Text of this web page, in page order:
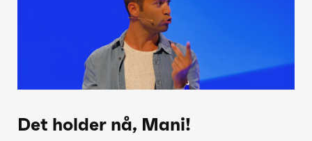
Det holder nå, Mani!